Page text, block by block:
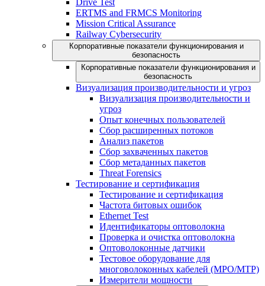
Drive Test
ERTMS and FRMCS Monitoring
Mission Critical Assurance
Railway Cybersecurity
Корпоративные показатели функционирования и
безопасность
Корпоративные показатели функционирования и
безопасность
Визуализация производительности и угроз
Визуализация производительности и
угроз
Опыт конечных пользователей
Сбор расширенных потоков
Анализ пакетов
Сбор захваченных пакетов
Сбор метаданных пакетов
Threat Forensics
Тестирование и сертификация
Тестирование и сертификация
Частота битовых ошибок
Ethernet Test
Идентификаторы оптоволокна
Проверка и очистка оптоволокна
Оптоволоконные датчики
Тестовое оборудование для
многоволоконных кабелей (MPO/MTP)
Измерители мощности